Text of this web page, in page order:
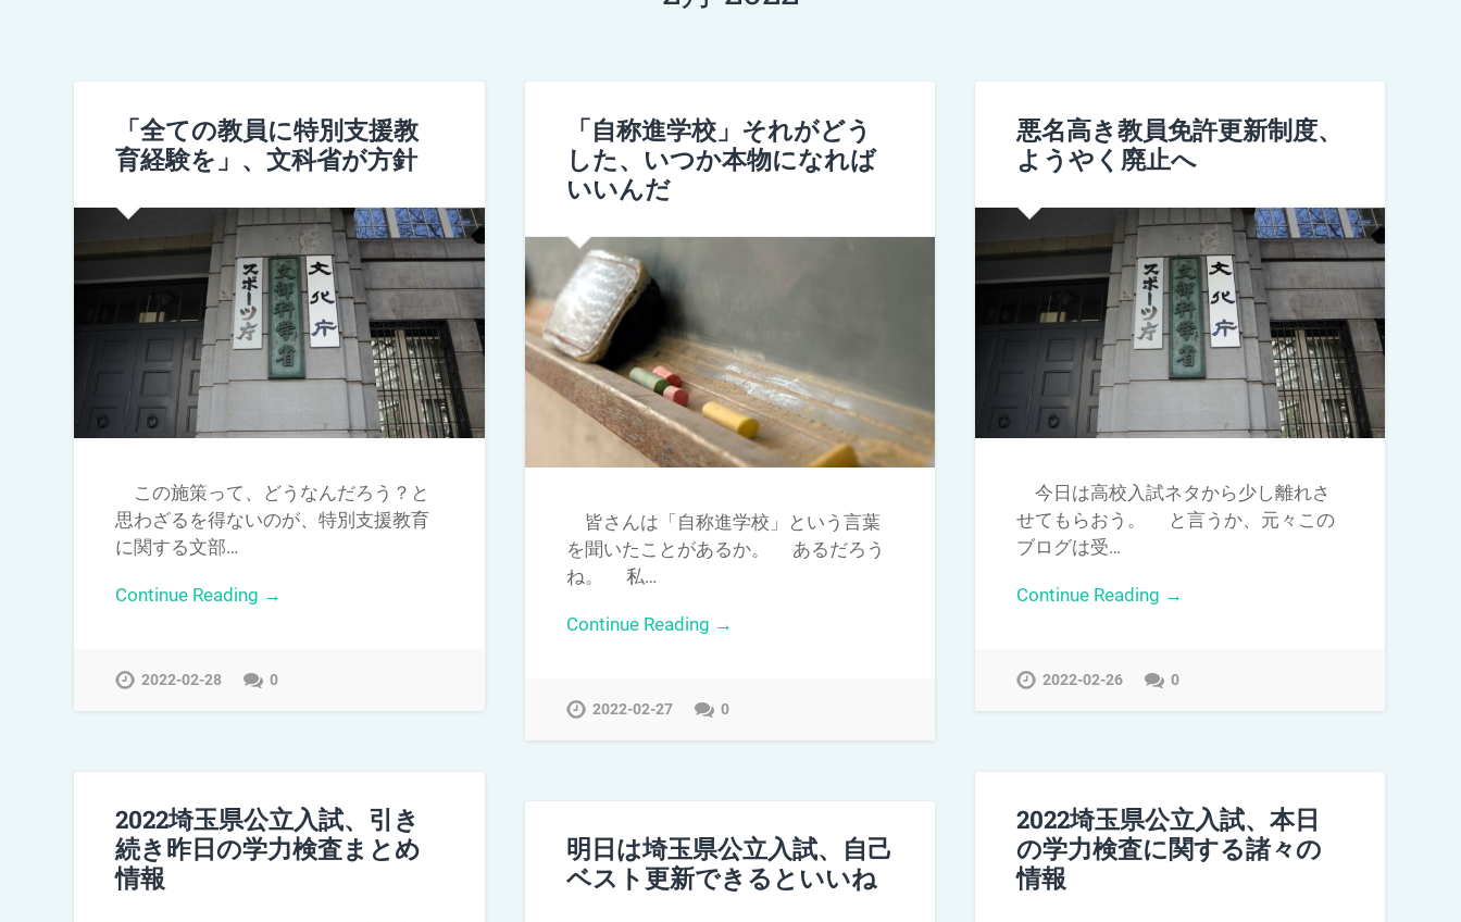
「全ての教員に特別支援教
育経験を」、文科省が方針
この施策って、どうなんだろう？と
思わざるを得ないのが、特別支援教育
に関する文部…
Continue Reading →
2022-02-28 0
「自称進学校」それがどう
した、いつか本物になれば
いいんだ
皆さんは「自称進学校」という言葉
を聞いたことがあるか。 あるだろう
ね。 私…
Continue Reading →
2022-02-27 0
悪名高き教員免許更新制度、
ようやく廃止へ
今日は高校入試ネタから少し離れさ
せてもらおう。 と言うか、元々この
ブログは受…
Continue Reading →
2022-02-26 0
2022埼玉県公立入試、引き
続き昨日の学力検査まとめ
情報
2022埼玉県公立入試、本日
の学力検査に関する諸々の
情報
明日は埼玉県公立入試、自己
ベスト更新できるといいね